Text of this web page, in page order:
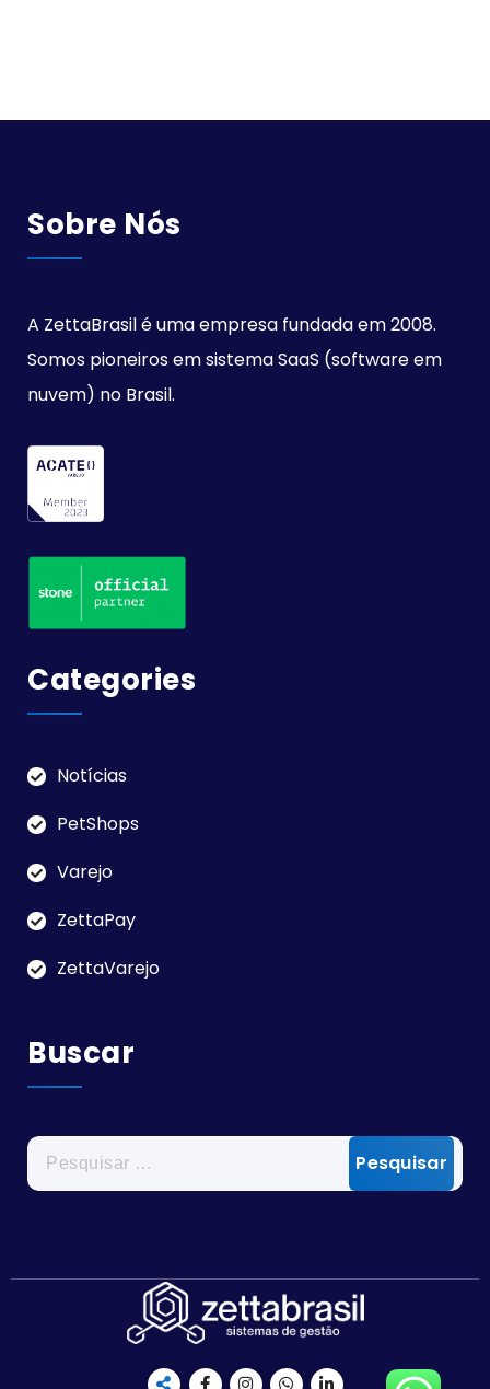
Sobre Nós
A ZettaBrasil é uma empresa fundada em 2008.
Somos pioneiros em sistema SaaS (software em
nuvem) no Brasil.
Categories
Notícias
PetShops
Varejo
ZettaPay
ZettaVarejo
Buscar
Pesquisar
por: